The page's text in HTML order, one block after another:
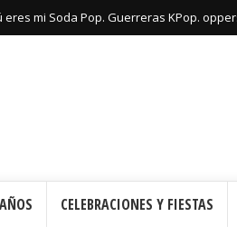
Kpop: Cajas con Forma de Corona
CELEBRACIONES Y FIESTAS